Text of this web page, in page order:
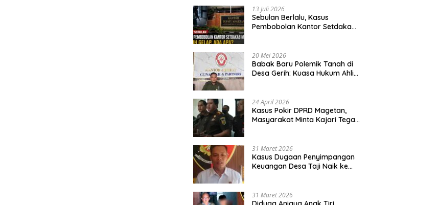
13 Juli 2026
Sebulan Berlalu, Kasus
Pembobolan Kantor Setdakab
20 Mei 2026
Babak Baru Polemik Tanah di
Desa Gerih: Kuasa Hukum Ahli
24 April 2026
Kasus Pokir DPRD Magetan,
Masyarakat Minta Kajari Tegak
31 Maret 2026
Kasus Dugaan Penyimpangan
Keuangan Desa Taji Naik ke
31 Maret 2026